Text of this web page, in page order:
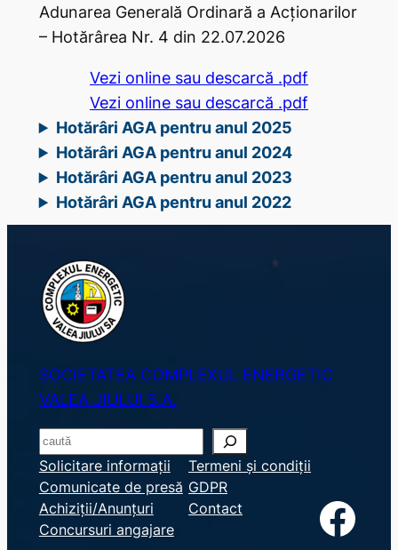
Adunarea Generală Ordinară a Acţionarilor
– Hotărârea Nr. 4 din 22.07.2026
Vezi online sau descarcă .pdf
Vezi online sau descarcă .pdf
Hotărâri AGA pentru anul 2025
Hotărâri AGA pentru anul 2024
Hotărâri AGA pentru anul 2023
Hotărâri AGA pentru anul 2022
SOCIETATEA COMPLEXUL ENERGETIC
VALEA JIULUI S.A.
S
e
a
r
c
Solicitare informații
Comunicate de presă
Achiziții/Anunțuri
Concursuri angajare
Termeni și condiții
GDPR
Contact
Facebook